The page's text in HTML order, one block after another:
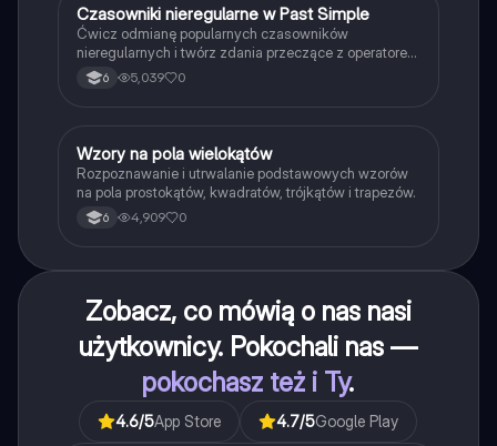
CJęzyk angielski
Czasowniki nieregularne w Past Simple
Ćwicz odmianę popularnych czasowników
nieregularnych i twórz zdania przeczące z operatorem
didn't w czasie Past Simple.
6 5,039 0
WMatematyka
Wzory na pola wielokątów
Rozpoznawanie i utrwalanie podstawowych wzorów
na pola prostokątów, kwadratów, trójkątów i trapezów.
6 4,909 0
Zobacz, co mówią o nas nasi
użytkownicy. Pokochali nas —
pokochasz też i Ty.
4.6/5App Store 4.7/5Google Play